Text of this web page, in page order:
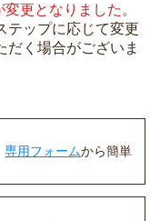
更となりました。
テップに応じて変更
だく場合がございま
専用フォームから簡単